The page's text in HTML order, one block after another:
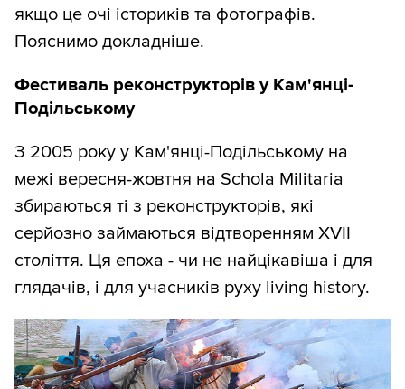
якщо це очі істориків та фотографів.
Пояснимо докладніше.
Фестиваль реконструкторів у Кам'янці-
Подільському
З 2005 року у Кам'янці-Подільському на
межі вересня-жовтня на Schola Militaria
збираються ті з реконструкторів, які
серйозно займаються відтворенням XVII
століття. Ця епоха - чи не найцікавіша і для
глядачів, і для учасників руху living history.